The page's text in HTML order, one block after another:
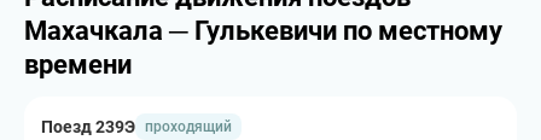
Махачкала ─ Гулькевичи по местному
времени
Поезд 239Э проходящий